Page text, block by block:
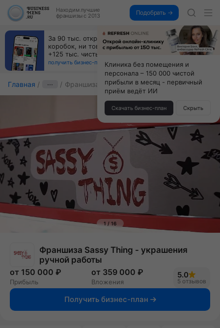
Находим лучшие
франшизы с 2013
Подобрать →
За 90 тыс. открой магазин на Авито, дома ни
коробок, ни товара, ни склада, зато каждый месяц
+125 тыс. чистыми
получить бизнес-план ↓
Главная ··· Франшиза Sassy Thing
1 / 16
Франшиза Sassy Thing - украшения
ручной работы
от 150 000 ₽
Прибыль
от 359 000 ₽
Вложения
5.0
5 отзывов
Получить бизнес-план
Клиника без помещения и
персонала – 150 000 чистой
прибыли в месяц - первичный
приём ведёт ИИ
Скачать бизнес-план Скрыть